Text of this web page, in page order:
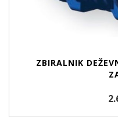
ZBIRALNIK